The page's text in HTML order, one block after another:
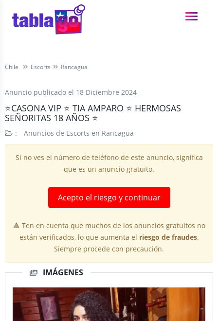
Chile Escorts Rancagua
Anuncio publicado el 18 Diciembre 2024
⭐CASONA VIP ⭐ TIA AMPARO ⭐ HERMOSAS
SEÑORITAS 18 AÑOS ⭐
: Anuncios de Escorts en Rancagua
Si no ves el número de teléfono de este anuncio, significa
que es un anuncio gratuito.
Acepto el riesgo y continuar
🔺 Ten en cuenta que muchos de los anuncios gratuitos no
están verificados, lo que aumenta el riesgo de fraudes.
Siempre procede con precaución.
IMÁGENES